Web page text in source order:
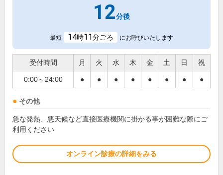
12分後
最短 14時11分ごろ にお呼びいたします
受付時間 月 火 水 木 金 土 日 祝
0:00～24:00 ● ● ● ● ● ● ● ●
その他
急な発熱、悪天候など直接医療機関に掛かる事が困難な際にご
利用ください
オンライン診療の詳細をみる